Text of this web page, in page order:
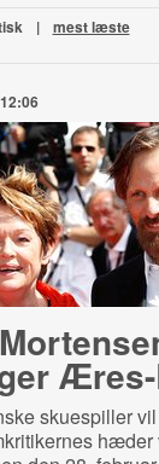
| mest læste
skuespiller
hæder